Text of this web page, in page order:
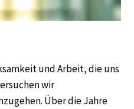
und Arbeit, die uns
wir
Über die Jahre